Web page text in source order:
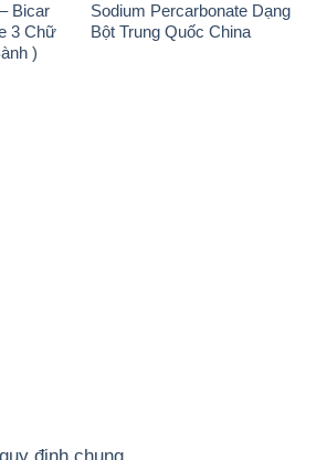
Bicar
3 Chữ
)
Sodium Percarbonate Dạng
Bột Trung Quốc China